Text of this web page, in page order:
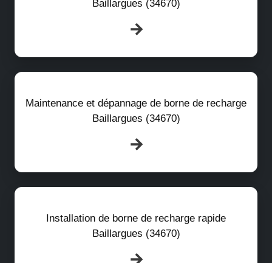
Baillargues (34670)
Maintenance et dépannage de borne de recharge
Baillargues (34670)
Installation de borne de recharge rapide
Baillargues (34670)